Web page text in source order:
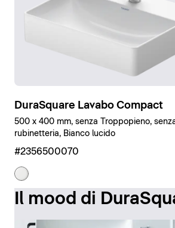
DuraSquare Lavabo Compact
500 x 400 mm, senza Troppopieno,
rubinetteria, Bianco lucido
#2356500070
Il mood di